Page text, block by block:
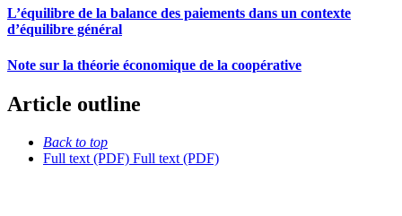
L’équilibre de la balance des paiements dans un contexte
d’équilibre général
Note sur la théorie économique de la coopérative
Article outline
Back to top
Full text (PDF) Full text (PDF)